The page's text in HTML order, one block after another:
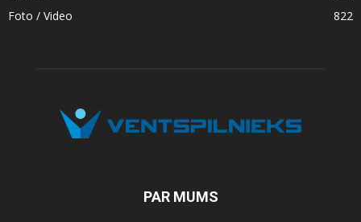
Foto / Video
822
PAR MUMS